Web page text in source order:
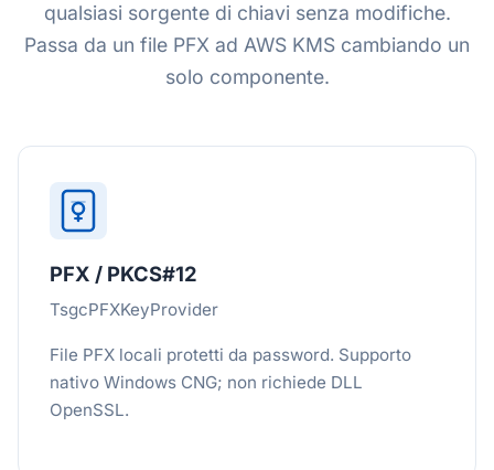
qualsiasi sorgente di chiavi senza modifiche.
Passa da un file PFX ad AWS KMS cambiando un
solo componente.
PFX / PKCS#12
TsgcPFXKeyProvider
File PFX locali protetti da password. Supporto
nativo Windows CNG; non richiede DLL
OpenSSL.